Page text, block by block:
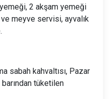
2 akşam yemeği
meyve servisi, ayvalık
sabah kahvaltısı, Pazar
tüketilen